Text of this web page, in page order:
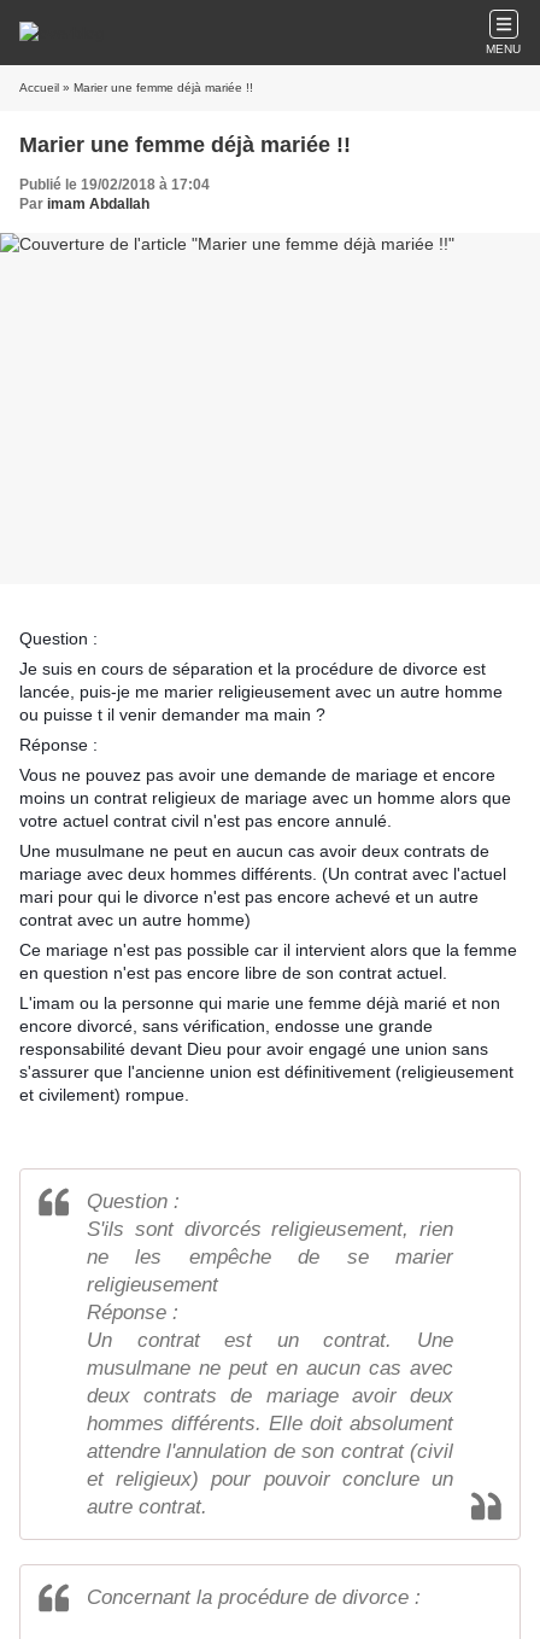
MENU
Accueil » Marier une femme déjà mariée !!
Marier une femme déjà mariée !!
Publié le 19/02/2018 à 17:04
Par imam Abdallah
Question :
Je suis en cours de séparation et la procédure de divorce est
lancée, puis-je me marier religieusement avec un autre homme
ou puisse t il venir demander ma main ?
Réponse :
Vous ne pouvez pas avoir une demande de mariage et encore
moins un contrat religieux de mariage avec un homme alors que
votre actuel contrat civil n'est pas encore annulé.
Une musulmane ne peut en aucun cas avoir deux contrats de
mariage avec deux hommes différents. (Un contrat avec l'actuel
mari pour qui le divorce n'est pas encore achevé et un autre
contrat avec un autre homme)
Ce mariage n'est pas possible car il intervient alors que la femme
en question n'est pas encore libre de son contrat actuel.
L'imam ou la personne qui marie une femme déjà marié et non
encore divorcé, sans vérification, endosse une grande
responsabilité devant Dieu pour avoir engagé une union sans
s'assurer que l'ancienne union est définitivement (religieusement
et civilement) rompue.
Question :
S'ils sont divorcés religieusement, rien
ne les empêche de se marier
religieusement
Réponse :
Un contrat est un contrat. Une
musulmane ne peut en aucun cas avec
deux contrats de mariage avoir deux
hommes différents. Elle doit absolument
attendre l'annulation de son contrat (civil
et religieux) pour pouvoir conclure un
autre contrat.
Concernant la procédure de divorce :